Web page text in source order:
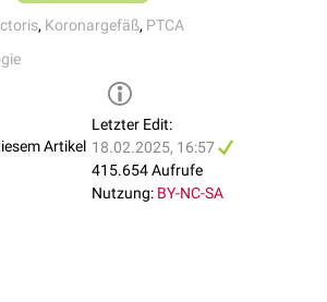
, Koronargefäß, PTCA
Artikel
Letzter Edit:
18.02.2025, 16:57
415.654 Aufrufe
Nutzung: BY-NC-SA